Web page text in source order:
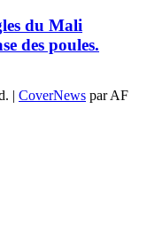
du Mali
des poules.
| CoverNews par AF